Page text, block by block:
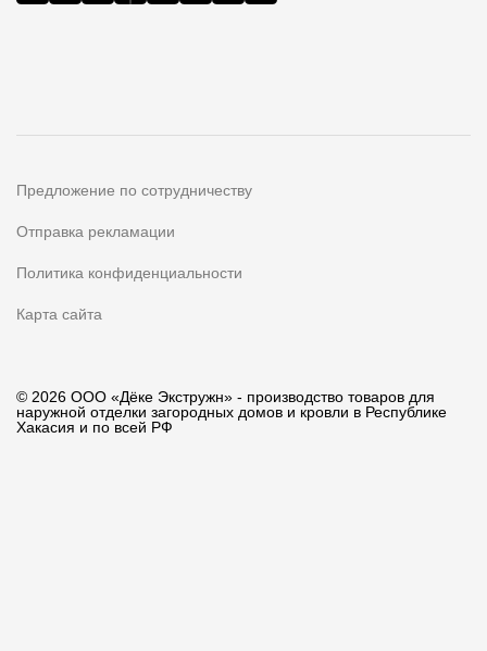
Предложение по сотрудничеству
Отправка рекламации
Политика конфиденциальности
Карта сайта
© 2026 ООО «Дёке Экстружн» - производство товаров для
наружной отделки загородных домов и кровли в Республике
Хакасия и по всей РФ